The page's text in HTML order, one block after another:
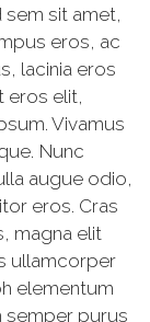
sit amet,
eros, ac
lacinia eros
eros elit,
Vivamus
Nunc
augue odio,
eros. Cras
magna elit
ullamcorper
elementum
semper purus